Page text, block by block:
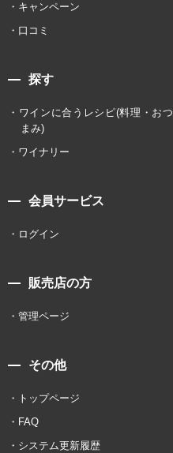
キャンペーン
口コミ
探す
ワインに合うレシピ(料理・おつ
まみ)
ワイナリー
会員サービス
ログイン
販売店の方
管理ページ
その他
トップページ
FAQ
システム更新履歴